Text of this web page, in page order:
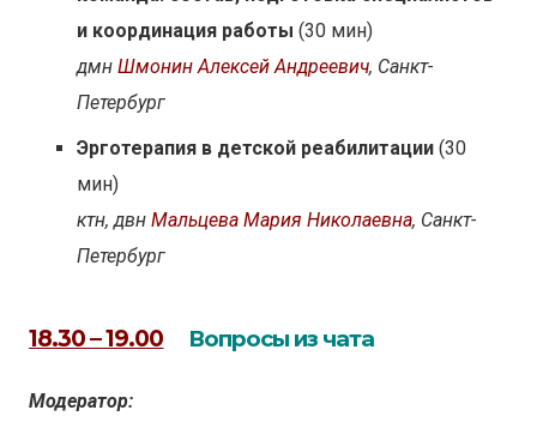
и координация работы (30 мин)
дмн Шмонин Алексей Андреевич, Санкт-
Петербург
Эрготерапия в детской реабилитации (30
мин)
ктн, двн Мальцева Мария Николаевна, Санкт-
Петербург
18.30 – 19.00 Вопросы из чата
Модератор: